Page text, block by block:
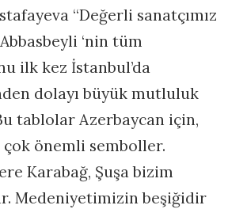
“Değerli sanatçımız
‘nin tüm
ilk kez İstanbul’da
dolayı büyük mutluluk
tablolar Azerbaycan için,
önemli semboller.
Karabağ, Şuşa bizim
Medeniyetimizin beşiğidir